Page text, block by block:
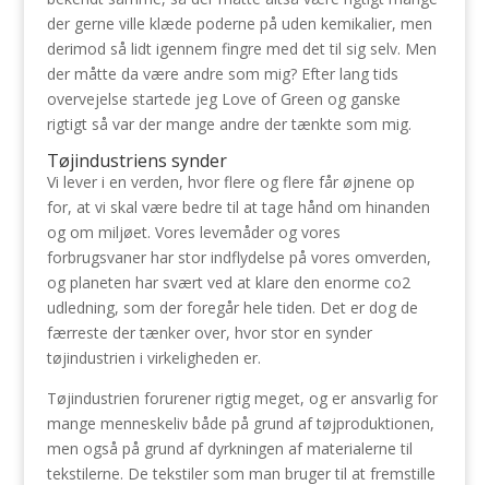
der gerne ville klæde poderne på uden kemikalier, men
derimod så lidt igennem fingre med det til sig selv. Men
der måtte da være andre som mig? Efter lang tids
overvejelse startede jeg Love of Green og ganske
rigtigt så var der mange andre der tænkte som mig.
Tøjindustriens synder
Vi lever i en verden, hvor flere og flere får øjnene op
for, at vi skal være bedre til at tage hånd om hinanden
og om miljøet. Vores levemåder og vores
forbrugsvaner har stor indflydelse på vores omverden,
og planeten har svært ved at klare den enorme co2
udledning, som der foregår hele tiden. Det er dog de
færreste der tænker over, hvor stor en synder
tøjindustrien i virkeligheden er.
Tøjindustrien forurener rigtig meget, og er ansvarlig for
mange menneskeliv både på grund af tøjproduktionen,
men også på grund af dyrkningen af materialerne til
tekstilerne. De tekstiler som man bruger til at fremstille